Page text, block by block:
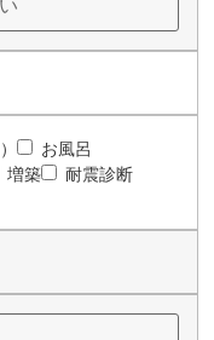
お風呂
増築
耐震診断